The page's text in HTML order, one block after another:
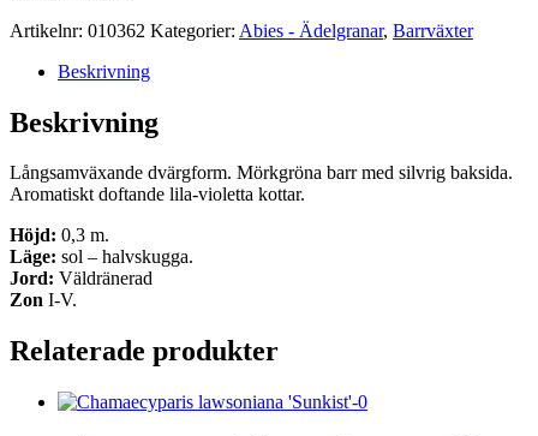
Artikelnr: 010362 Kategorier: Abies - Ädelgranar, Barrväxter
Beskrivning
Beskrivning
Långsamväxande dvärgform. Mörkgröna barr med silvrig baksida.
Aromatiskt doftande lila-violetta kottar.
Höjd: 0,3 m.
Läge: sol – halvskugga.
Jord: Väldränerad
Zon I-V.
Relaterade produkter